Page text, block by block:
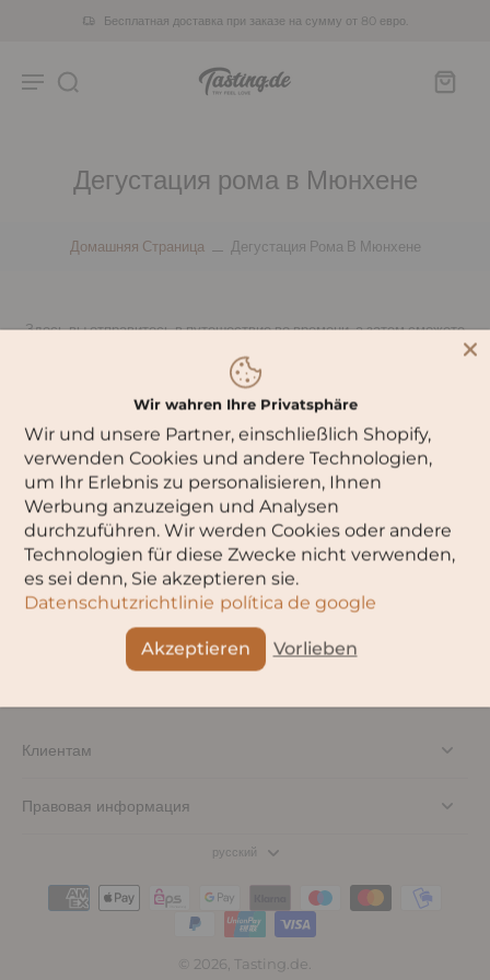
Бесплатная доставка при заказе на сумму от 80 евро.
Дегустация рома в Мюнхене
Домашняя Страница Дегустация Рома В Мюнхене
Здесь вы отправитесь в путешествие во времени, а затем сможете
0 товаров Сортировать по:
К сожалению, в этой коллекции нет товаров.
Клиентам
Правовая информация
русский
© 2026, Tasting.de.
Wir wahren Ihre Privatsphäre
Wir und unsere Partner, einschließlich Shopify,
verwenden Cookies und andere Technologien,
um Ihr Erlebnis zu personalisieren, Ihnen
Werbung anzuzeigen und Analysen
durchzuführen. Wir werden Cookies oder andere
Technologien für diese Zwecke nicht verwenden,
es sei denn, Sie akzeptieren sie.
Datenschutzrichtlinie política de google
Akzeptieren Vorlieben